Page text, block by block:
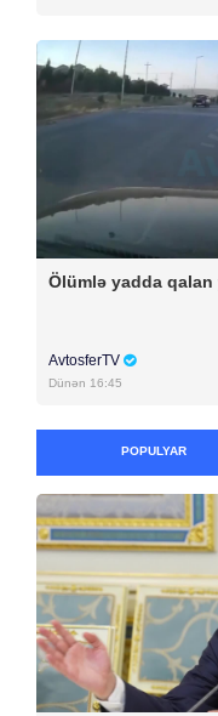
Ölümlə yadda
AvtosferTV
Dünən 16:45
POPULYAR